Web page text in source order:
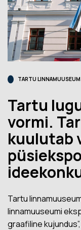
TARTU LINNAMUUSEUM
Tartu
vormi.
kuulutab
Tartu
linnamuuseumi
graafiline